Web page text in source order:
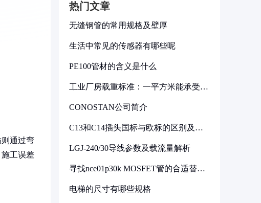
通过弯
工误差
热门文章
无缝钢管的常用规格及壁厚
生活中常见的传感器有哪些呢
PE100管材的含义是什么
工业厂房载重标准：一平方米能承受多
CONOSTAN公司简介
C13和C14插头国标与欧标的区别及其
LGJ-240/30导线参数及载流量解析
寻找nce01p30k MOSFET管的合适替代
电梯的尺寸有哪些规格